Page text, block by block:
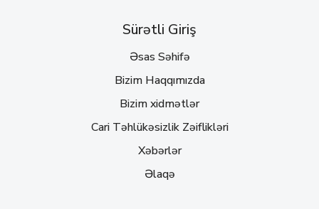
Sürətli Giriş
Əsas Səhifə
Bizim Haqqımızda
Bizim xidmətlər
Cari Təhlükəsizlik Zəiflikləri
Xəbərlər
Əlaqə